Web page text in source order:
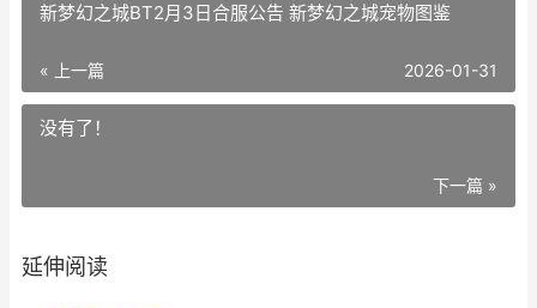
新梦幻之城BT2月3日合服公告 新梦幻之城宠物图鉴
« 上一篇 2026-01-31
没有了！
下一篇 »
延伸阅读